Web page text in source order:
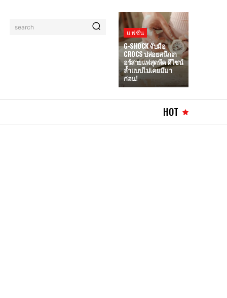
search
แฟชั่น
G-SHOCK จับมือ
CROCS ปล่อยสนีกเก
อร์สายแฟสุดพีค ดีไซน์
ล้ำแบบไม่เคยมีมา
ก่อน!
HOT